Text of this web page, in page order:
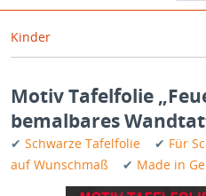
Kinder
Motiv Tafelfolie
bemalbares
✔ Schwarze Tafelfolie ✔ Für
auf Wunschmaß ✔ Made in